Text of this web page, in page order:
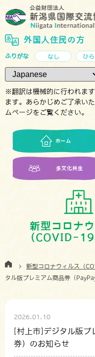
外国人住民の方
ふりがな なし ひ
※翻訳は機械的に行われま
ます。あらかじめご了承い
ムページをご覧ください。
ホーム
多文化共生
新型コロナ
(COVID-
新型コロナウィルス（
タル版プレミアム商品券（
2026.01.10
[村上市]デジタル版プ
券）のお知らせ